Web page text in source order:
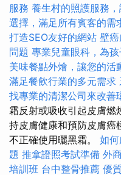
服務 養生村的照護服務
選擇，滿足所有賓客的需
打造SEO友好的網站 壁
問題 專業兒童眼科，為
美味餐點外燴，讓您的活
滿足餐飲行業的多元需求
找專業的清潔公司來改善
霜反射或吸收引起皮膚燃
持皮膚健康和預防皮膚癌
不正確使用曬黑霜。 如
題 推拿證照考試準備 外
培訓班 台中整骨推薦 優